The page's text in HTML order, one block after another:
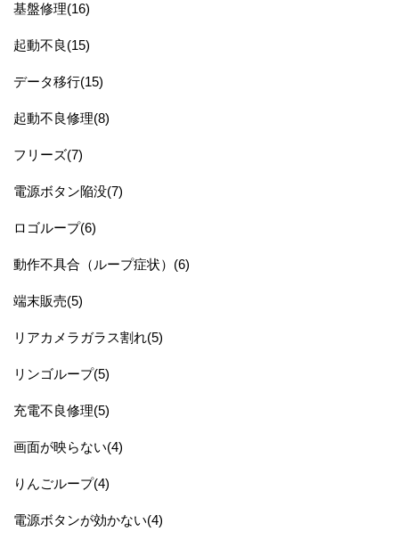
基盤修理(16)
起動不良(15)
データ移行(15)
起動不良修理(8)
フリーズ(7)
電源ボタン陥没(7)
ロゴループ(6)
動作不具合（ループ症状）(6)
端末販売(5)
リアカメラガラス割れ(5)
リンゴループ(5)
充電不良修理(5)
画面が映らない(4)
りんごループ(4)
電源ボタンが効かない(4)